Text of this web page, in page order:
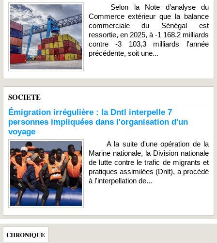
Selon la Note d’analyse du
Commerce extérieur que la balance
commerciale du Sénégal est
ressortie, en 2025, à -1 168,2 milliards
contre -3 103,3 milliards l'année
précédente, soit une...
SOCIETE
Émigration irrégulière : la Dntl interpelle 7
personnes impliquées dans l'organisation d'un
voyage
A la suite d'une opération de la
Marine nationale, la Division nationale
de lutte contre le trafic de migrants et
pratiques assimilées (Dnlt), a procédé
à l'interpellation de...
CHRONIQUE